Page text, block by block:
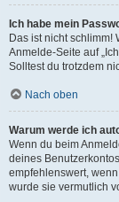
Ich habe mein
Das ist nicht schlimm!
Anmelde-Seite auf
Solltest du trotzdem
Nach oben
Warum werde ich
Wenn du beim
deines
empfehlenswert,
wurde sie vermutlich